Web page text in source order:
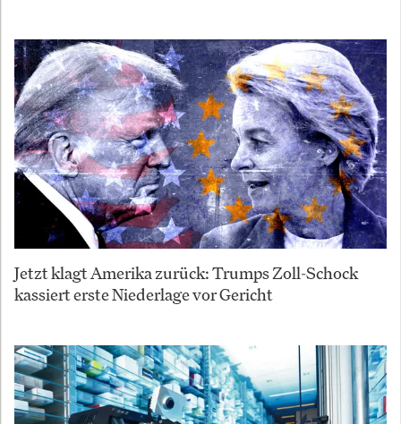
Jetzt klagt Amerika zurück: Trumps Zoll-Schock
kassiert erste Niederlage vor Gericht